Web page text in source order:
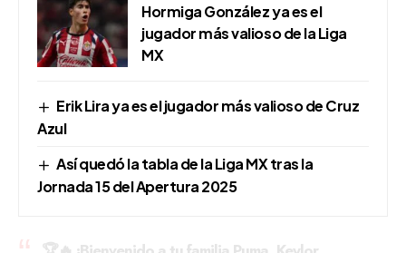
Hormiga González ya es el
jugador más valioso de la Liga
MX
Erik Lira ya es el jugador más valioso de Cruz
Azul
Así quedó la tabla de la Liga MX tras la
Jornada 15 del Apertura 2025